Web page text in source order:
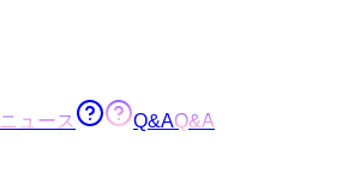
ニュース Q&AQ&A